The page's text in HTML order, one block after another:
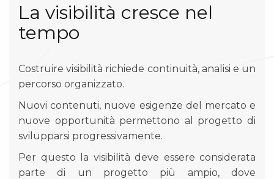
La visibilità cresce nel
tempo
Costruire visibilità richiede continuità, analisi e un
percorso organizzato.
Nuovi contenuti, nuove esigenze del mercato e
nuove opportunità permettono al progetto di
svilupparsi progressivamente.
Per questo la visibilità deve essere considerata
parte di un progetto più ampio, dove